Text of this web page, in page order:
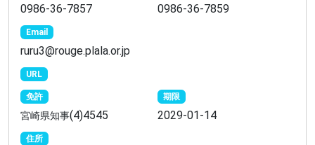
0986-36-7857 0986-36-7859
Email
ruru3@rouge.plala.or.jp
URL
免許
宮崎県知事(4)4545
期限
2029-01-14
住所